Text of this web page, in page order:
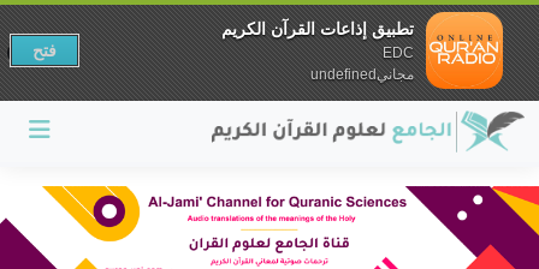
تطبيق إذاعات القرآن الكريم
EDC
مجانيundefined
فتح